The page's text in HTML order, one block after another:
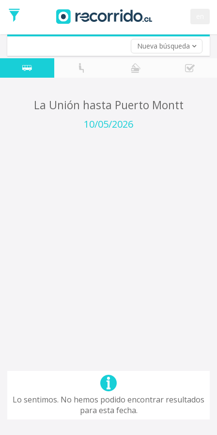
Nueva búsqueda
de
Ida
Vuelta (opcional)
Fecha
de
La Unión hasta Puerto Montt
10/05/2026
Lo sentimos. No hemos podido encontrar resultados
para esta fecha.